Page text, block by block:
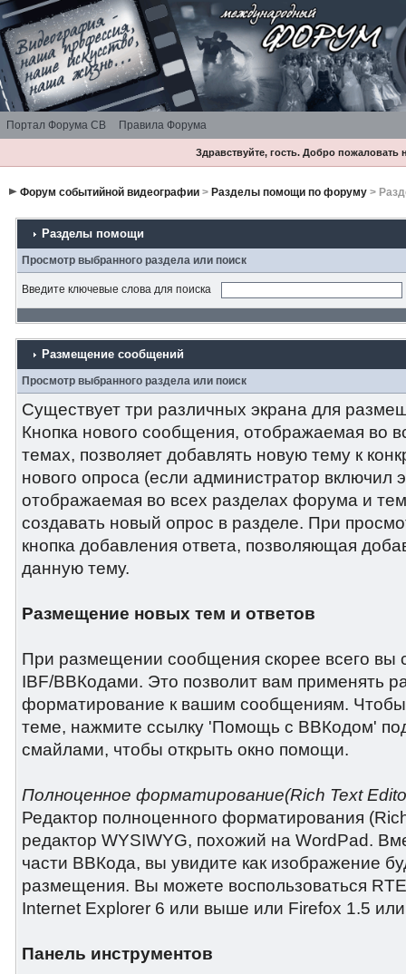
Портал Форума СВ Правила Форума
Здравствуйте, гость. Добро
Форум событийной видеографии> Разделы помощи по форуму>
Разделы помощи
Просмотр выбранного раздела или поиск
Введите ключевые слова для поиска
Размещение сообщений
Просмотр выбранного раздела или поиск
Существует три различных экрана для
Кнопка нового сообщения, отображаемая во
темах, позволяет добавлять новую тему к
нового опроса (если администратор включил
отображаемая во всех разделах форума и
создавать новый опрос в разделе. При
кнопка добавления ответа, позволяющая
данную тему.
Размещение новых тем и ответов
При размещении сообщения скорее всего вы
IBF/BBКодами. Это позволит вам применять
форматирование к вашим сообщениям. Чтобы
теме, нажмите ссылку 'Помощь с BBКодом'
смайлами, чтобы открыть окно помощи.
Полноценное форматирование(Rich Text
Редактор полноценного форматирования
редактор WYSIWYG, похожий на WordPad.
части ВВКода, вы увидите как изображение
размещения. Вы можете воспользоваться
Internet Explorer 6 или выше или Firefox 1.5
Панель инструментов